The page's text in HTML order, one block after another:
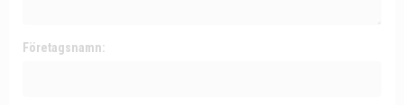
Företagsnamn: